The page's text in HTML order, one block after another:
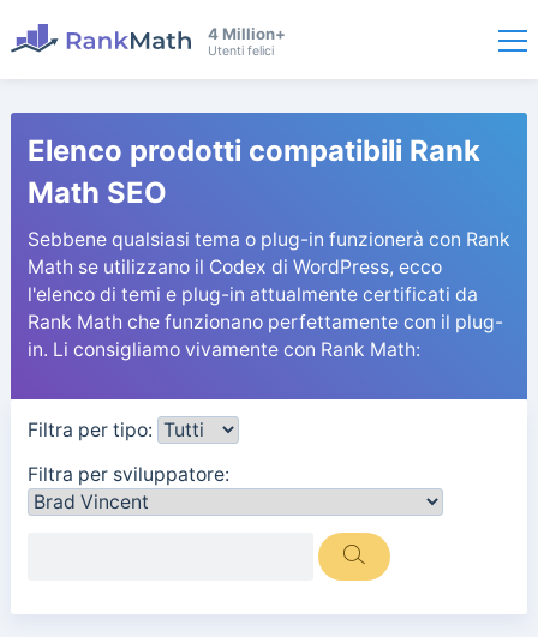
4 Million+
Utenti felici
Elenco prodotti compatibili Rank
Math SEO
Sebbene qualsiasi tema o plug-in funzionerà con Rank
Math se utilizzano il Codex di WordPress, ecco
l'elenco di temi e plug-in attualmente certificati da
Rank Math che funzionano perfettamente con il plug-
in. Li consigliamo vivamente con Rank Math:
Filtra per tipo:
Filtra per sviluppatore: